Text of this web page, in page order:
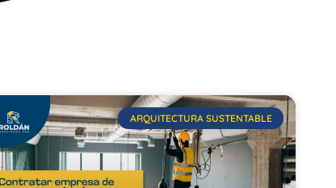
ARQUITECTURA SUSTENTABLE